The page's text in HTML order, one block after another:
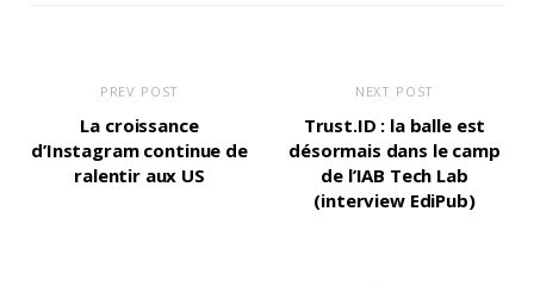
PREV POST
La croissance
d’Instagram continue de
ralentir aux US
NEXT POST
Trust.ID : la balle est
désormais dans le camp
de l’IAB Tech Lab
(interview EdiPub)